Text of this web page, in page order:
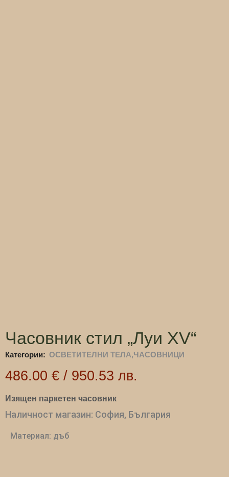
Часовник стил „Луи XV“
Категории: ОСВЕТИТЕЛНИ ТЕЛА,ЧАСОВНИЦИ
486.00 € / 950.53 лв.
Изящен паркетен часовник
Наличност магазин: София, България
Материал: дъб